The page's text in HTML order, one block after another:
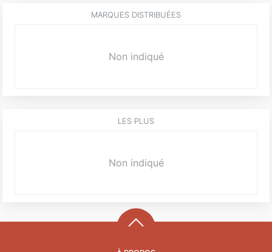
MARQUES DISTRIBUÉES
Non indiqué
LES PLUS
Non indiqué